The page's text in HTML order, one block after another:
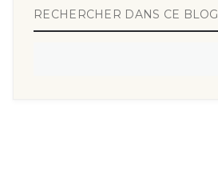
RECHERCHER DANS CE BLOG